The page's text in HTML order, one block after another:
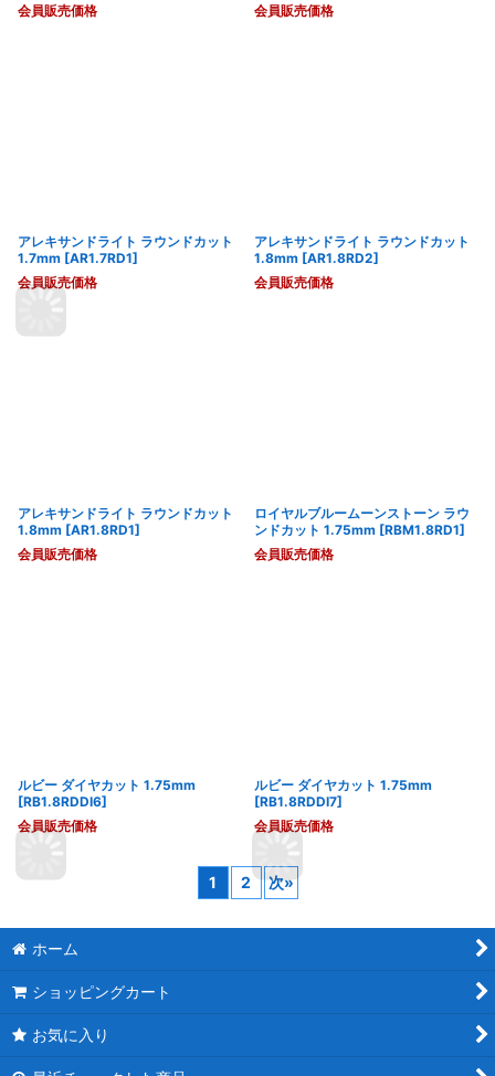
会員販売価格
会員販売価格
アレキサンドライト ラウンドカット
1.7mm [AR1.7RD1]
会員販売価格
アレキサンドライト ラウンドカット
1.8mm [AR1.8RD2]
会員販売価格
アレキサンドライト ラウンドカット
1.8mm [AR1.8RD1]
会員販売価格
ロイヤルブルームーンストーン ラウ
ンドカット 1.75mm [RBM1.8RD1]
会員販売価格
ルビー ダイヤカット 1.75mm
[RB1.8RDDI6]
会員販売価格
ルビー ダイヤカット 1.75mm
[RB1.8RDDI7]
会員販売価格
1 2 次»
ホーム
ショッピングカート
お気に入り